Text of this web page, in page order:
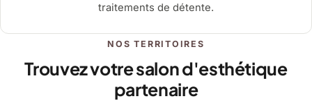
traitements de détente.
NOS TERRITOIRES
Trouvez votre salon d'esthétique
partenaire